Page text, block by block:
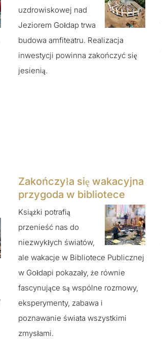
uzdrowiskowej nad
Jeziorem Gołdap trwa
budowa amfiteatru. Realizacja
inwestycji powinna zakończyć się
jesienią.
Zakończyła się wakacyjna
przygoda w bibliotece
Książki potrafią
przenieść nas do
niezwykłych światów,
ale wakacje w Bibliotece Publicznej
w Gołdapi pokazały, że równie
fascynujące są wspólne rozmowy,
eksperymenty, zabawa i
poznawanie świata wszystkimi
zmysłami.